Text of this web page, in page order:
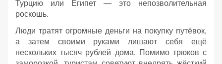
Турцию или Египет — это непозволительная
роскошь.
Люди тратят огромные деньги на покупку путёвок,
а затем своими руками лишают себя ещё
нескольких тысяч рублей дома. Помимо трюков с